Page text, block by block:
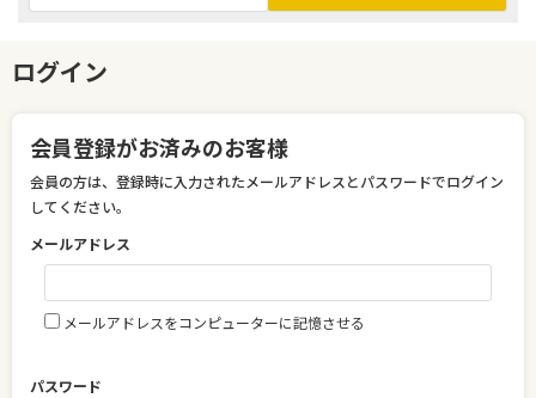
ログイン
会員登録がお済みのお客様
会員の方は、登録時に入力されたメールアドレスとパスワードでログイン
してください。
メールアドレス
メールアドレスをコンピューターに記憶させる
パスワード